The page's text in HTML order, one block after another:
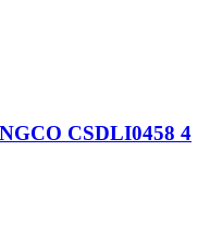
CSDLI0458 4